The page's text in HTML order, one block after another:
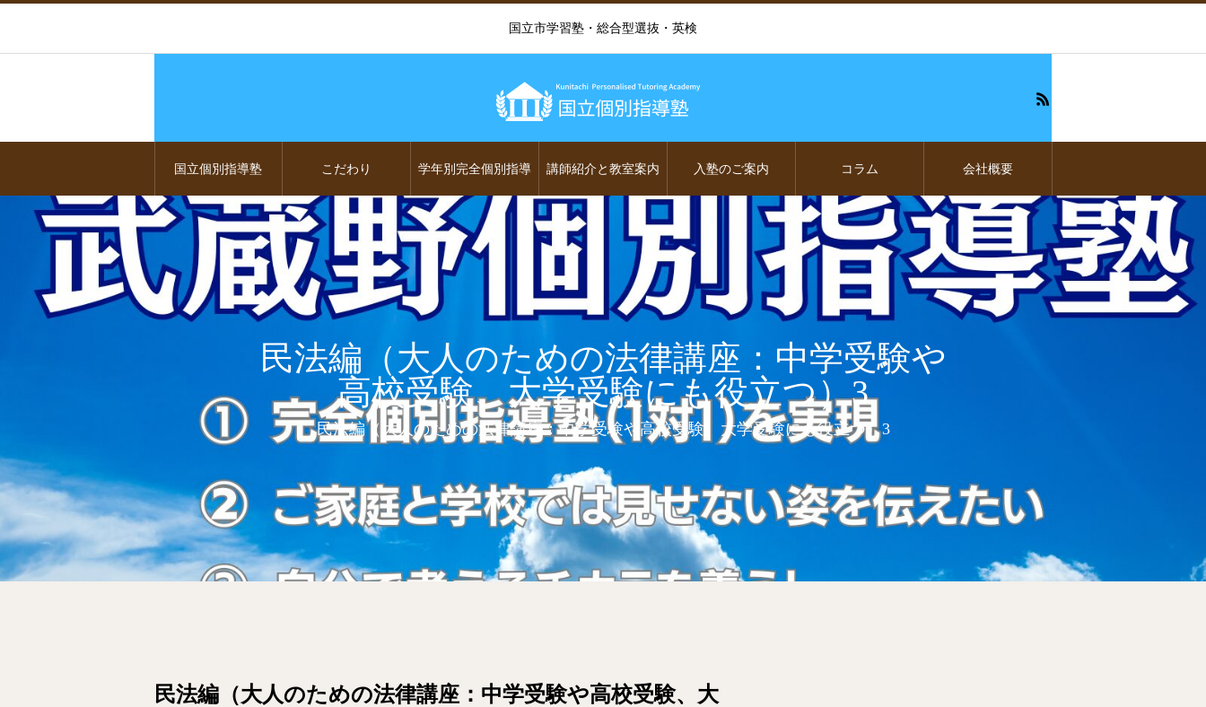
国立市学習塾・総合型選抜・英検
国立個別指導塾 こだわり 学年別完全個別指導 講師紹介と教室案内 入塾のご案内 コラム 会社概要
民法編（大人のための法律講座：中学受験や
高校受験、大学受験にも役立つ）3
民法編（大人のための法律講座：中学受験や高校受験、大学受験にも役立つ）3
民法編（大人のための法律講座：中学受験や高校受験、大